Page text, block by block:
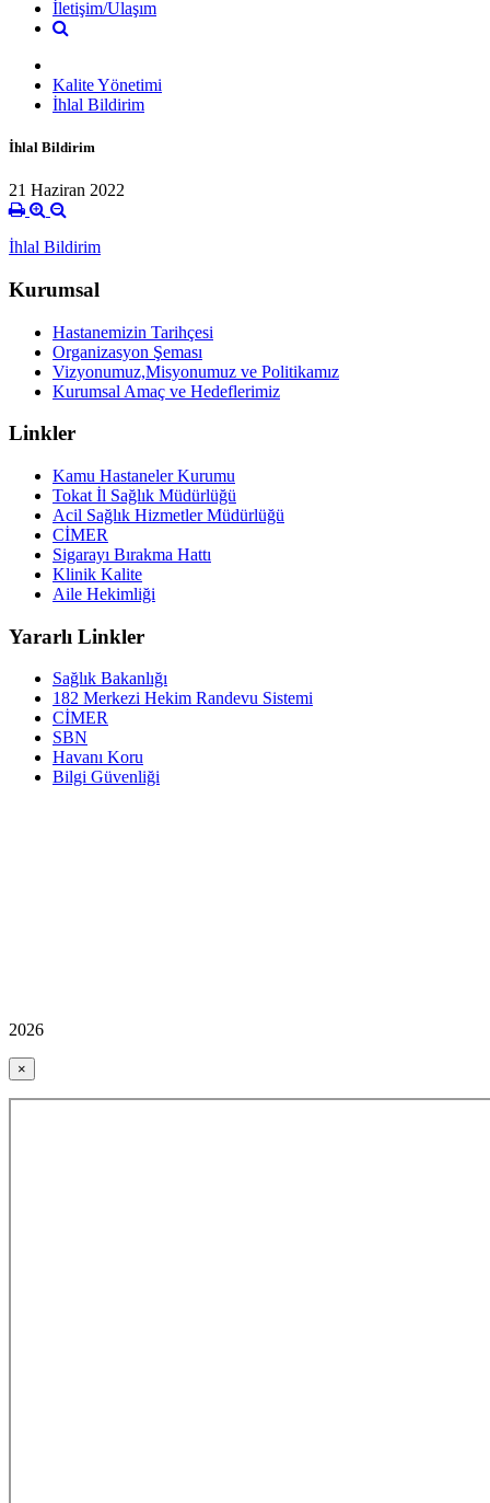
İletişim/Ulaşım
Kalite Yönetimi
İhlal Bildirim
İhlal Bildirim
21 Haziran 2022
İhlal Bildirim
Kurumsal
Hastanemizin Tarihçesi
Organizasyon Şeması
Vizyonumuz,Misyonumuz ve Politikamız
Kurumsal Amaç ve Hedeflerimiz
Linkler
Kamu Hastaneler Kurumu
Tokat İl Sağlık Müdürlüğü
Acil Sağlık Hizmetler Müdürlüğü
CİMER
Sigarayı Bırakma Hattı
Klinik Kalite
Aile Hekimliği
Yararlı Linkler
Sağlık Bakanlığı
182 Merkezi Hekim Randevu Sistemi
CİMER
SBN
Havanı Koru
Bilgi Güvenliği
2026
×